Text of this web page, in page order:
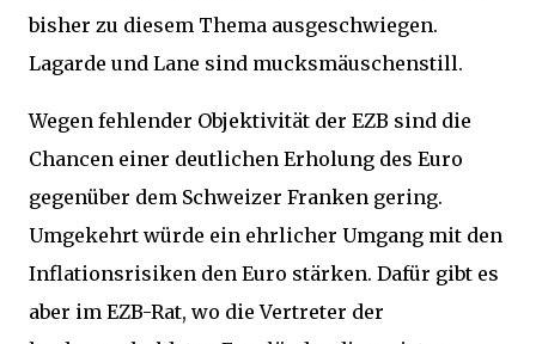
bisher zu diesem Thema ausgeschwiegen.
Lagarde und Lane sind mucksmäuschenstill.
Wegen fehlender Objektivität der EZB sind die
Chancen einer deutlichen Erholung des Euro
gegenüber dem Schweizer Franken gering.
Umgekehrt würde ein ehrlicher Umgang mit den
Inflationsrisiken den Euro stärken. Dafür gibt es
aber im EZB-Rat, wo die Vertreter der